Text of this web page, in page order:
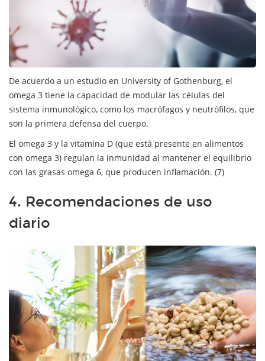
De acuerdo a un estudio en University of Gothenburg, el
omega 3 tiene la capacidad de modular las células del
sistema inmunológico, como los macrófagos y neutrófilos, que
son la primera defensa del cuerpo.
El omega 3 y la vitamina D (que está presente en alimentos
con omega 3) regulan la inmunidad al mantener el equilibrio
con las grasas omega 6, que producen inflamación. (7)
4. Recomendaciones de uso
diario